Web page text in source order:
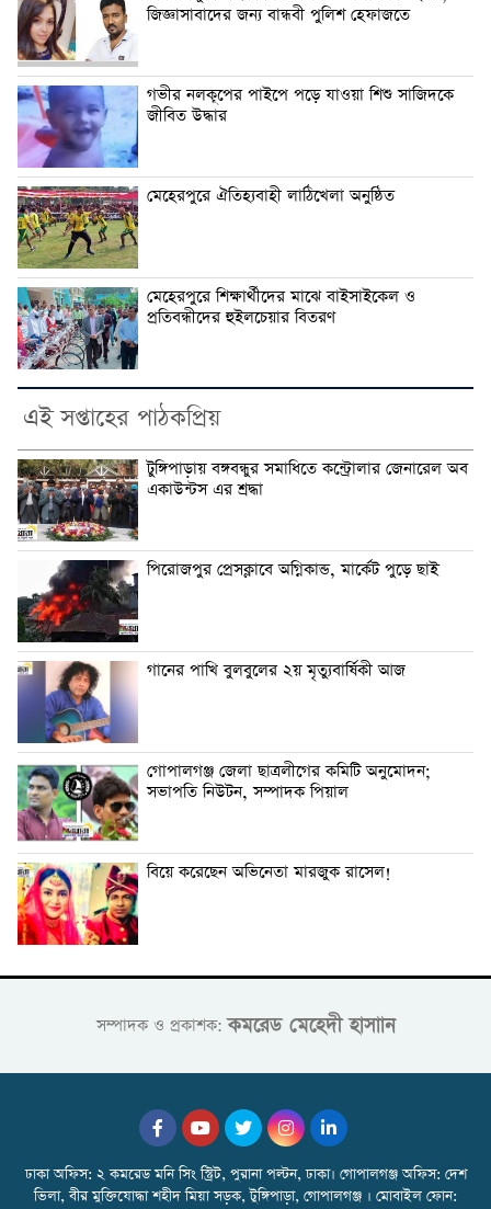
জিজ্ঞাসাবাদের জন্য বান্ধবী পুলিশ হেফাজতে
গভীর নলকূপের পাইপে পড়ে যাওয়া শিশু সাজিদকে
জীবিত উদ্ধার
মেহেরপুরে ঐতিহ্যবাহী লাঠিখেলা অনুষ্ঠিত
মেহেরপুরে শিক্ষার্থীদের মাঝে বাইসাইকেল ও
প্রতিবন্ধীদের হুইলচেয়ার বিতরণ
এই সপ্তাহের পাঠকপ্রিয়
টুঙ্গিপাড়ায় বঙ্গবন্ধুর সমাধিতে কন্ট্রোলার জেনারেল অব
একাউন্টস এর শ্রদ্ধা
পিরোজপুর প্রেসক্লাবে অগ্নিকান্ড, মার্কেট পুড়ে ছাই
গানের পাখি বুলবুলের ২য় মৃত্যুবার্ষিকী আজ
গোপালগঞ্জ জেলা ছাত্রলীগের কমিটি অনুমোদন;
সভাপতি নিউটন, সম্পাদক পিয়াল
বিয়ে করেছেন অভিনেতা মারজুক রাসেল!
সম্পাদক ও প্রকাশক:কমরেড মেহেদী হাসাান
ঢাকা অফিস: ২ কমরেড মনি সিং স্ট্রিট, পুরানা পল্টন, ঢাকা। গোপালগঞ্জ অফিস: দেশ
ভিলা, বীর মুক্তিযোদ্ধা শহীদ মিয়া সড়ক, টুঙ্গিপাড়া, গোপালগঞ্জ । মোবাইল ফোন: